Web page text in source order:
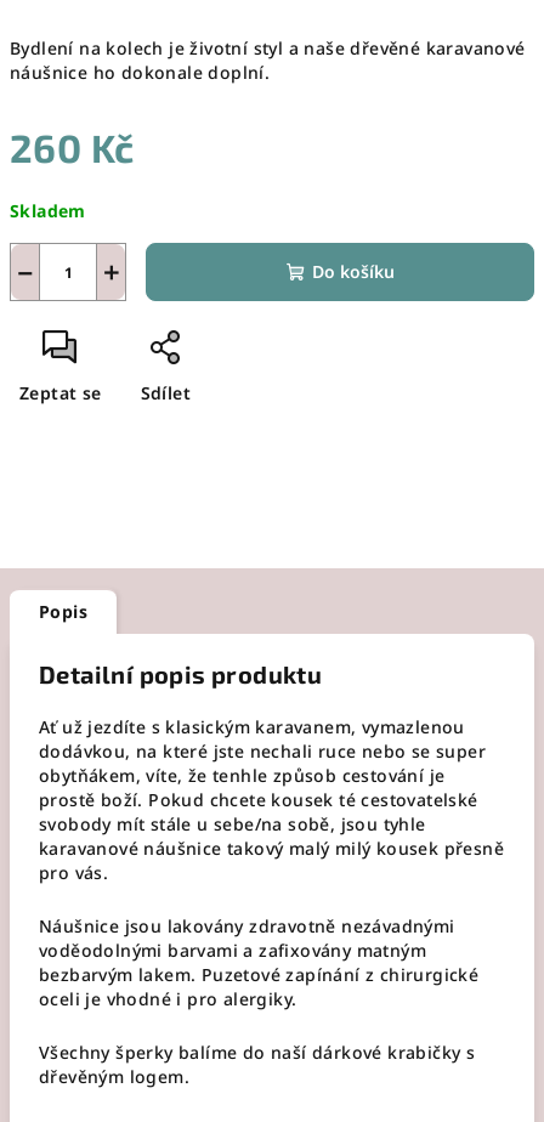
Bydlení na kolech je životní styl a naše dřevěné karavanové
náušnice ho dokonale doplní.
260 Kč
cena:
Skladem
+
− Do košíku
Zeptat se Sdílet
Popis
Detailní popis produktu
Ať už jezdíte s klasickým karavanem, vymazlenou
dodávkou, na které jste nechali ruce nebo se super
obytňákem, víte, že tenhle způsob cestování je
prostě boží. Pokud chcete kousek té cestovatelské
svobody mít stále u sebe/na sobě, jsou tyhle
karavanové náušnice takový malý milý kousek přesně
pro vás.
Náušnice jsou lakovány zdravotně nezávadnými
voděodolnými barvami a zafixovány matným
bezbarvým lakem. Puzetové zapínání z chirurgické
oceli je vhodné i pro alergiky.
Všechny šperky balíme do naší dárkové krabičky s
dřevěným logem.